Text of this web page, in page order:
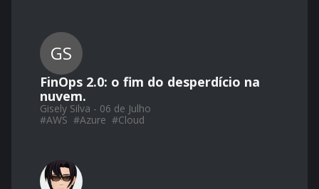
GS
FinOps 2.0: o fim do desperdício na
nuvem.
Gisely Silva - 06 de Julho
#AWS #Azure #Cloud